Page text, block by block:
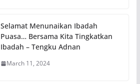
Selamat Menunaikan Ibadah
Puasa… Bersama Kita Tingkatkan
Ibadah – Tengku Adnan
March 11, 2024